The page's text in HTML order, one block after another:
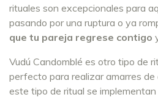
rituales son excepcionales para
pasando por una ruptura o ya
que tu pareja regrese contigo
Vudú Candomblé es otro tipo de
perfecto para realizar amarres de
este tipo de ritual se